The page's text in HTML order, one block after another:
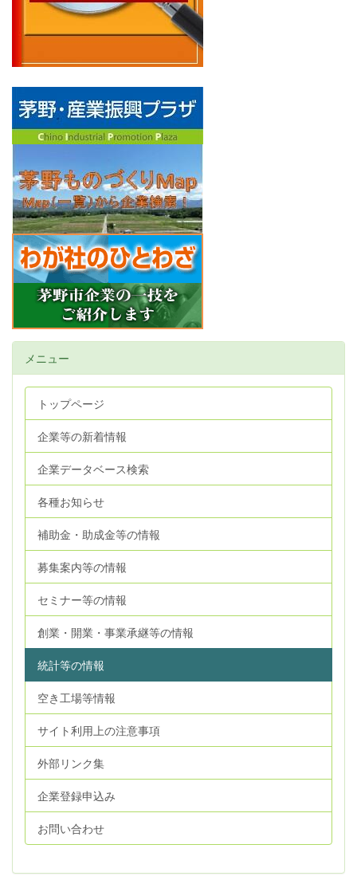
メニュー
トップページ
企業等の新着情報
企業データベース検索
各種お知らせ
補助金・助成金等の情報
募集案内等の情報
セミナー等の情報
創業・開業・事業承継等の情報
統計等の情報
空き工場等情報
サイト利用上の注意事項
外部リンク集
企業登録申込み
お問い合わせ